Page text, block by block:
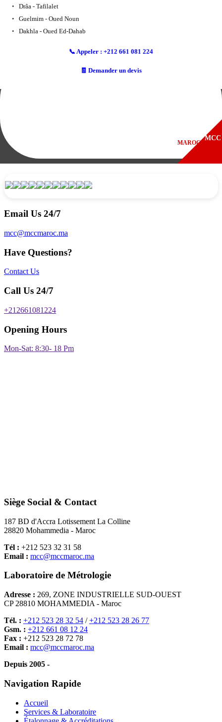
Drâa - Tafilalet
Guelmim - Oued Noun
Dakhla - Oued Ed-Dahab
📞 Appeler : +212 661 081 224
🧾 Demander un devis
Email Us 24/7
mcc@mccmaroc.ma
Have Questions?
Contact Us
Call Us 24/7
+212661081224
Opening Hours
Mon-Sat: 8:30- 18 Pm
Siège Social & Contact
187 BD d'Accra Lotissement La Colline
28820 Mohammedia - Maroc
Tél : +212 523 32 31 58
Email : mcc@mccmaroc.ma
Laboratoire de Métrologie
Adresse : 269, ZONE INDUSTRIELLE SUD-OUEST
CP 28810 MOHAMMEDIA - Maroc
Tél. : +212 523 28 32 54 /+212 523 28 26 77
Gsm. : +212 661 08 12 24
Fax : +212 523 28 72 78
Email : mcc@mccmaroc.ma
Depuis 2005 -
Navigation Rapide
Accueil
Services & Laboratoire